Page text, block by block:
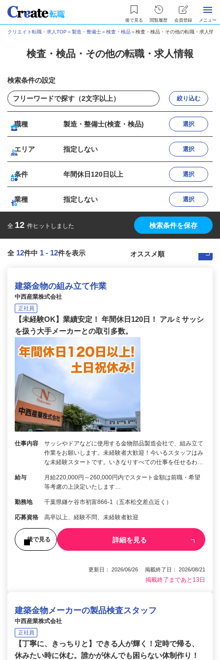
後で見る 閲覧履歴 会員登録 メニュー
クリエイト転職・求人TOP ＞製造・整備士＞検査・検品＞検査・検品・その他の転職・求人情報
検査・検品・その他の転職・求人情報
検索条件の設定
絞り込む
職種 製造・整備士(検査・検品) 選択
エリア 指定しない 選択
条件 年間休日120日以上 選択
業種 指定しない 選択
全 12 件ヒットしました 検索条件を保存
全 12件中 1 - 12件を表示
建築金物の組み立て作業
中西産業株式会社
正社員
【未経験OK】業績安定！ 年間休日120日！ アルミサッシ
を扱う大手メーカーとの取引多数。
仕事内容
サッシやドアなどに使用する金物部品製造会社で、組み立て
作業をお願いします。未経験者大歓迎！今いるスタッフはみ
な未経験スタートです。いきなりすべての仕事を任せるわ…
給与
月給220,000円～260,000円内でスタート金額は前職・希望
等考慮の上決定いたします…
勤務地 千葉県鎌ケ谷市初富866-1（五本松交差点近く）
応募資格 高卒以上、経験不問、未経験者歓迎
後で見る 詳細を見る
更新日： 2026/06/26 掲載終了日： 2026/08/21
掲載終了まであと13日
建築金物メーカーの製品検査スタッフ
中西産業株式会社
正社員
【丁寧に、きっちりと】できる人が輝く！定時で帰る、
休みたい時に休む。誰かが休んでも困らない体制作り！